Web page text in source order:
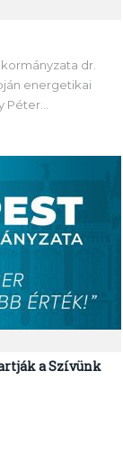
dr.
energetikai
Péter…
a Szívünk